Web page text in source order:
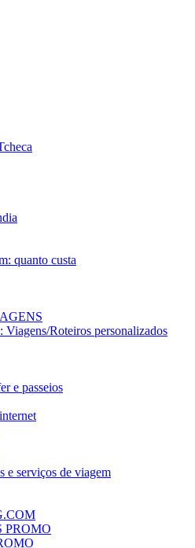
quanto custa
Roteiros personalizados
e passeios
e serviços de viagem
PROMO